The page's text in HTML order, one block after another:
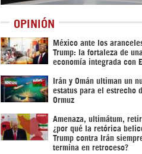
OPINIÓN
México ante los
Trump: la fortaleza de una
economía integrada con
Irán y Omán ultiman un
estatus para el estrecho
Ormuz
Amenaza, ultimátum,
¿por qué la retórica
Trump contra Irán
termina en retroceso?